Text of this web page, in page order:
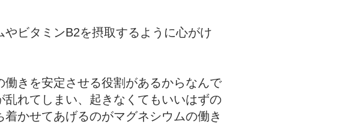
ビタミンB2を摂取するように心がけ
きを安定させる役割があるからなんで
れてしまい、起きなくてもいいはずの
かせてあげるのがマグネシウムの働き